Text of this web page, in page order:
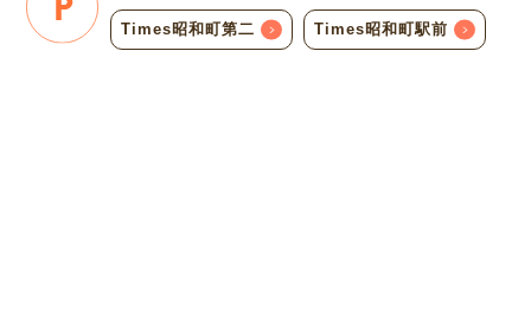
Times昭和町第二 Times昭和町駅前